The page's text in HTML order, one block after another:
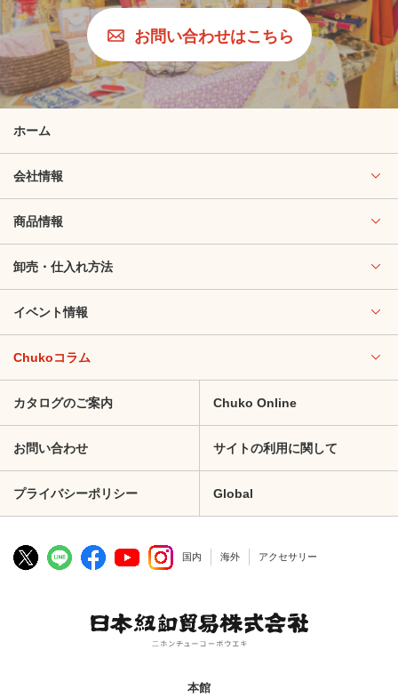
お問い合わせはこちら
ホーム
会社情報
商品情報
卸売・仕入れ方法
イベント情報
Chukoコラム
カタログのご案内 Chuko Online
お問い合わせ サイトの利用に関して
プライバシーポリシー Global
国内 海外 アクセサリー
本館